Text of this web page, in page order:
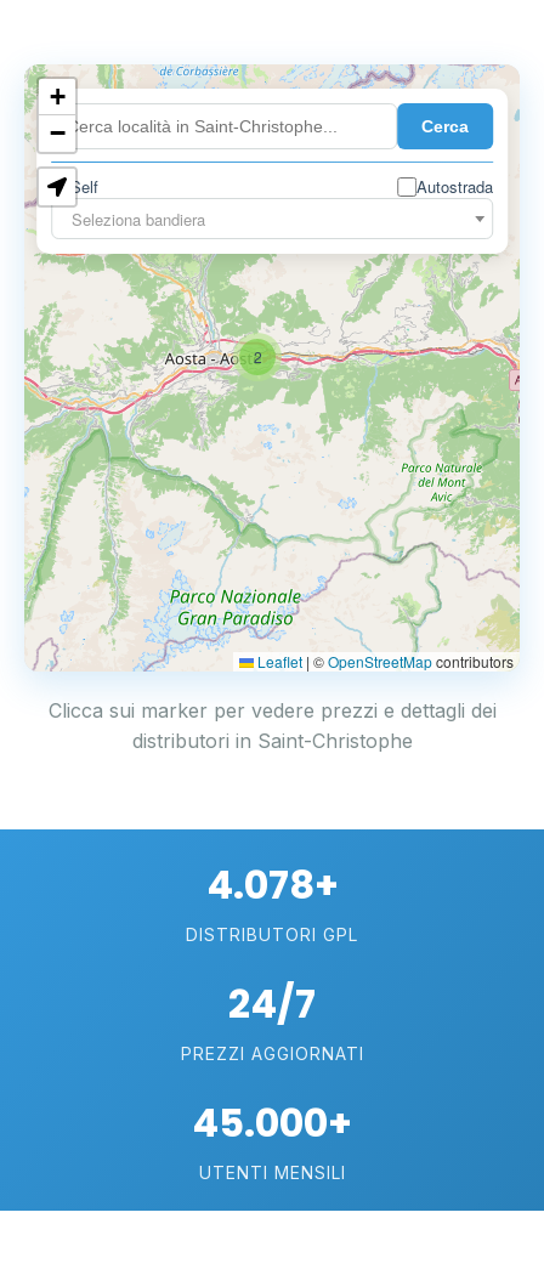
Cerca
Self
Autostrada
Seleziona bandiera
2
+
−
Leaflet | ©OpenStreetMapcontributors
Clicca sui marker per vedere prezzi e dettagli dei
distributori in Saint-Christophe
4.078+
DISTRIBUTORI GPL
24/7
PREZZI AGGIORNATI
45.000+
UTENTI MENSILI